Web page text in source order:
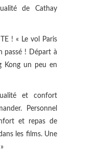
de Cathay
! « Le vol Paris
passé ! Départ à
Kong un peu en
et confort
Personnel
et repas de
les films. Une